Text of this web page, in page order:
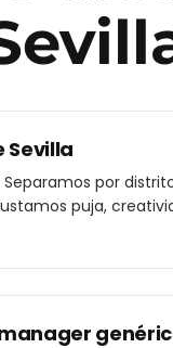
Sevilla
por
puja,